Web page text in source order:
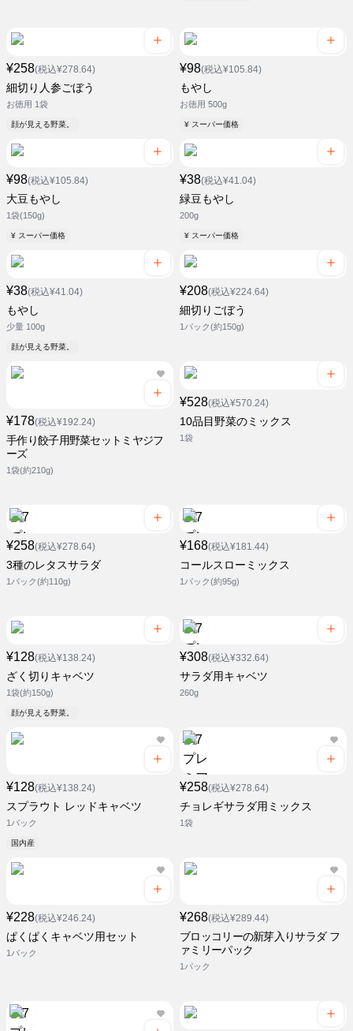
¥258(税込¥278.64)
細切り人参ごぼう
お徳用 1袋
顔が見える野菜。
¥98(税込¥105.84)
もやし
お徳用 500g
¥ スーパー価格
¥98(税込¥105.84)
大豆もやし
1袋(150g)
¥ スーパー価格
¥38(税込¥41.04)
緑豆もやし
200g
¥ スーパー価格
¥38(税込¥41.04)
もやし
少量 100g
顔が見える野菜。
¥208(税込¥224.64)
細切りごぼう
1パック(約150g)
¥178(税込¥192.24)
手作り餃子用野菜セットミヤジフ
ーズ
1袋(約210g)
¥528(税込¥570.24)
10品目野菜のミックス
1袋
¥258(税込¥278.64)
3種のレタスサラダ
1パック(約110g)
¥168(税込¥181.44)
コールスローミックス
1パック(約95g)
¥128(税込¥138.24)
ざく切りキャベツ
1袋(約150g)
顔が見える野菜。
¥308(税込¥332.64)
サラダ用キャベツ
260g
¥128(税込¥138.24)
スプラウト レッドキャベツ
1パック
国内産
¥258(税込¥278.64)
チョレギサラダ用ミックス
1袋
¥228(税込¥246.24)
ぱくぱくキャベツ用セット
1パック
¥268(税込¥289.44)
ブロッコリーの新芽入りサラダ フ
ァミリーパック
1パック